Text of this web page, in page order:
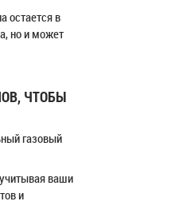
остается в
но и может
ЧТОБЫ
газовый
ваши
и